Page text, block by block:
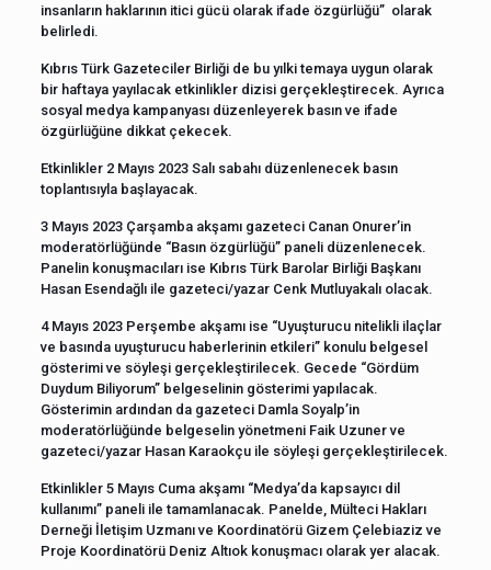
insanların haklarının itici gücü olarak ifade özgürlüğü” olarak
belirledi.
Kıbrıs Türk Gazeteciler Birliği de bu yılki temaya uygun olarak
bir haftaya yayılacak etkinlikler dizisi gerçekleştirecek. Ayrıca
sosyal medya kampanyası düzenleyerek basın ve ifade
özgürlüğüne dikkat çekecek.
Etkinlikler 2 Mayıs 2023 Salı sabahı düzenlenecek basın
toplantısıyla başlayacak.
3 Mayıs 2023 Çarşamba akşamı gazeteci Canan Onurer’in
moderatörlüğünde “Basın özgürlüğü” paneli düzenlenecek.
Panelin konuşmacıları ise Kıbrıs Türk Barolar Birliği Başkanı
Hasan Esendağlı ile gazeteci/yazar Cenk Mutluyakalı olacak.
4 Mayıs 2023 Perşembe akşamı ise “Uyuşturucu nitelikli ilaçlar
ve basında uyuşturucu haberlerinin etkileri” konulu belgesel
gösterimi ve söyleşi gerçekleştirilecek. Gecede “Gördüm
Duydum Biliyorum” belgeselinin gösterimi yapılacak.
Gösterimin ardından da gazeteci Damla Soyalp’in
moderatörlüğünde belgeselin yönetmeni Faik Uzuner ve
gazeteci/yazar Hasan Karaokçu ile söyleşi gerçekleştirilecek.
Etkinlikler 5 Mayıs Cuma akşamı “Medya’da kapsayıcı dil
kullanımı” paneli ile tamamlanacak. Panelde, Mülteci Hakları
Derneği İletişim Uzmanı ve Koordinatörü Gizem Çelebiaziz ve
Proje Koordinatörü Deniz Altıok konuşmacı olarak yer alacak.